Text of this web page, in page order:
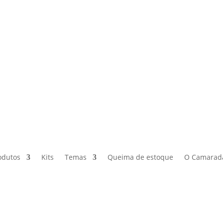
Kits Temas Queima de estoque O